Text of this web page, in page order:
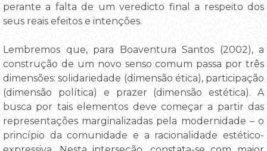
perante a falta de um veredicto final a respeito dos
seus reais efeitos e intenções.
Lembremos que, para Boaventura Santos (2002), a
construção de um novo senso comum passa por três
dimensões: solidariedade (dimensão ética), participação
(dimensão política) e prazer (dimensão estética). A
busca por tais elementos deve começar a partir das
representações marginalizadas pela modernidade – o
princípio da comunidade e a racionalidade estético-